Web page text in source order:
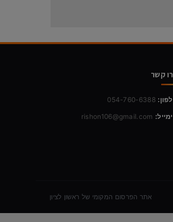
קשר
054-760-6388
rishon106@gmail.com
אתר הפרסום המקומי של ראשון לציון